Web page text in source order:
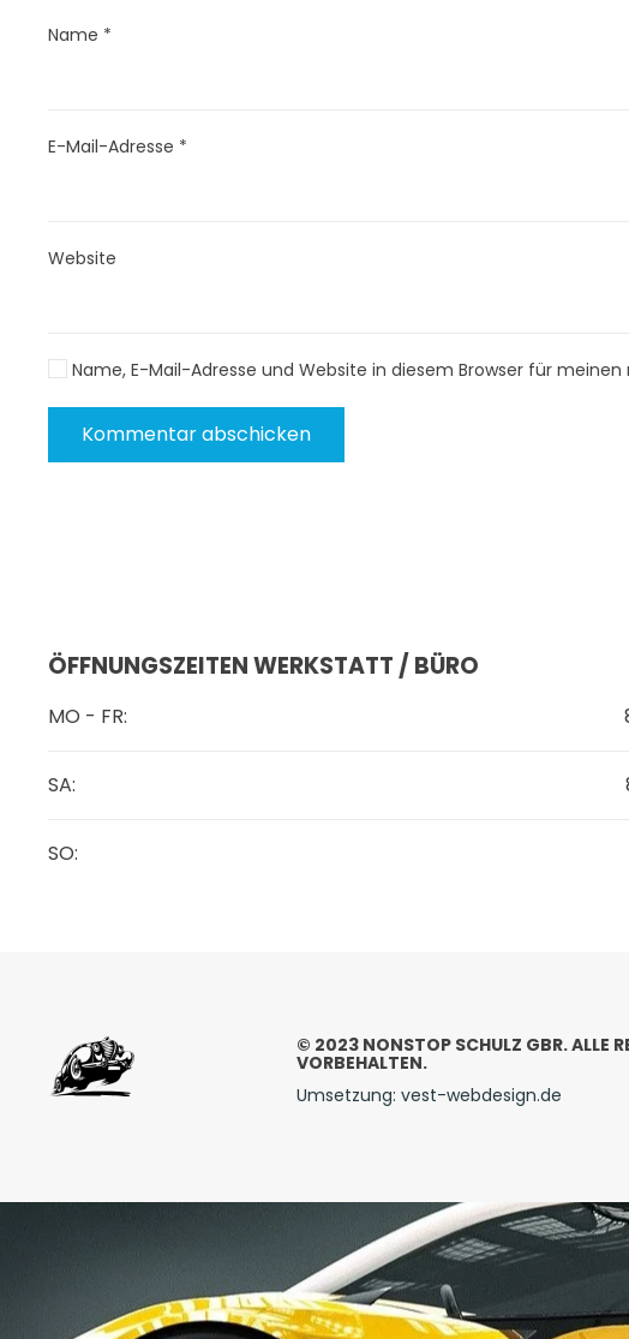
Name *
E-Mail-Adresse *
Website
Name, E-Mail-Adresse und Website in diesem Browser für
Kommentar abschicken
ÖFFNUNGSZEITEN WERKSTATT / BÜRO
MO - FR:
SA:
SO:
© 2023 NONSTOP SCHULZ GBR. ALLE
VORBEHALTEN.
Umsetzung: vest-webdesign.de